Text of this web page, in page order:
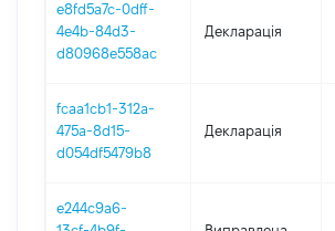
e8fd5a7c-0dff-
4e4b-84d3-
d80968e558ac
Декларація
fcaa1cb1-312a-
475a-8d15-
d054df5479b8
Декларація
e244c9a6-